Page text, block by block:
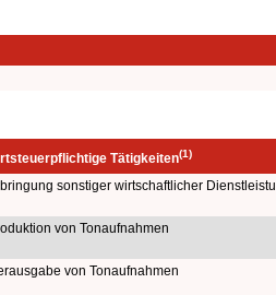
Tätigkeiten(1)
sonstiger wirtschaftlicher
von Tonaufnahmen
von Tonaufnahmen